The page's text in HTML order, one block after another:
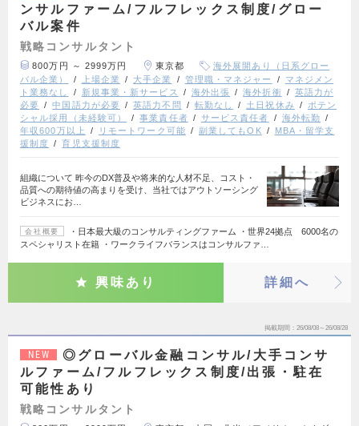
ンサルファーム/フルフレックス制度/グロー
バル案件
戦略コンサルタント
800万円 ～ 2999万円 東京都
海外展開あり（日系グロー
バル企業）
上場企業 大手企業 管理職・マネジャー
マネジメン
ト業務なし
新規事業・新サービス 海外出張 海外折衝
英語力が
必要
中国語力が必要 英語力不問 転勤なし 土日祝休み
ポテン
シャル採用（未経験可）
事業責任者 サービス責任者
海外転勤
年収600万以上
リモートワーク可能 副業してもOK
MBA・留学支
援制度
育児支援制度
組織について 昨今のDX普及や将来的な人材不足、コスト・
品質への期待値の高まりを受け、当社ではアウトソーシング
ビジネスにお…
会社概要
・日本最大級のコンサルティングファーム ・世界24拠点 6000名の
スペシャリスト在籍 ・ワークライフバランスはコンサルファ…
興味あり 詳細へ
掲載期間 26/08/08～26/08/28
NEW
◎グローバル金融コンサル/大手コンサ
ルファーム/フルフレックス制度/出張・駐在
可能性あり
戦略コンサルタント